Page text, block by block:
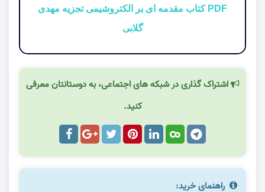
PDF کتاب مقدمه ای بر الکتروشیمی تجزیه مهدی
گلابی
اشتراک گذاری در شبکه های اجتماعی، به دوستانتان معرفی
کنید.
راهنمای خرید: